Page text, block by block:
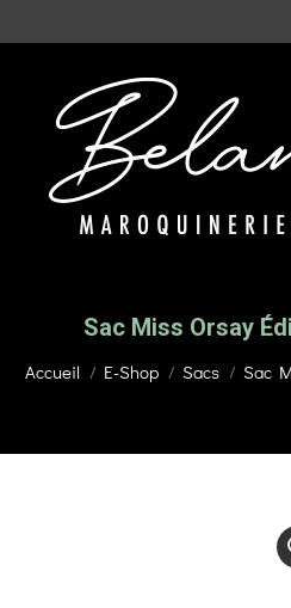
Sac Miss Orsay
Vous êtes
Accueil E-Shop Sacs Sac